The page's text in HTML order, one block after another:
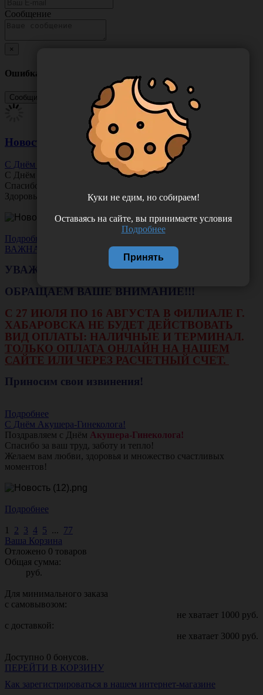
Сообщение
×
Ошибка
Новости
С Днём Офтальмолога!
С Днём
Спасибо за ясное зрение и заботу о пациентах.
Здоровья вам и новых профессиональных побед!
Подробнее
ВАЖНАЯ НОВОСТЬ
УВАЖАЕМЫЕ КЛИЕНТЫ!
ОБРАЩАЕМ ВАШЕ ВНИМАНИЕ!!!
С 27 ИЮЛЯ ПО 16 АВГУСТА В ФИЛИАЛЕ Г.
ХАБАРОВСКА НЕ БУДЕТ ДЕЙСТВОВАТЬ
ВИД ОПЛАТЫ: НАЛИЧНЫЕ И ТЕРМИНАЛ.
ТОЛЬКО ОПЛАТА ОНЛАЙН НА НАШЕМ
САЙТЕ ИЛИ ЧЕРЕЗ РАСЧЕТНЫЙ СЧЕТ.
Приносим свои извинения!
Подробнее
С Днём Акушера-Гинеколога!
Поздравляем с Днём Акушера-Гинеколога!
Спасибо за ваш труд, заботу и тепло!
Желаем вам любви, здоровья и множество счастливых
моментов!
Подробнее
1 2 3 4 5 ... 77
Ваша Корзина
Отложено 0 товаров
Общая сумма:
руб.
Для минимального заказа
с самовывозом:
не хватает 1000 руб.
с доставкой:
не хватает 3000 руб.
Доступно 0 бонусов.
ПЕРЕЙТИ В КОРЗИНУ
Как зарегистрироваться в нашем интернет-магазине
Куки не едим, но собираем!
Оставаясь на сайте, вы принимаете условия
Подробнее
Принять